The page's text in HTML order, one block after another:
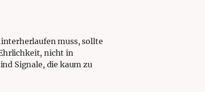
muss, sollte
nicht in
Signale, die kaum zu